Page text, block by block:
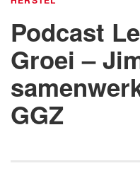
Podcast
Groei –
GGZ